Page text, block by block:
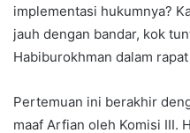
implementasi hukumnya?
jauh dengan bandar, kok
Habiburokhman dalam
Pertemuan ini berakhir
maaf Arfian oleh Komisi III.